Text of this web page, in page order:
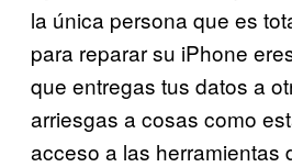
la única persona que es
para reparar su iPhone
que entregas tus datos a
arriesgas a cosas como
acceso a las herramientas